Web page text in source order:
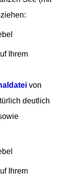
Ihrem
von
deutlich
Ihrem